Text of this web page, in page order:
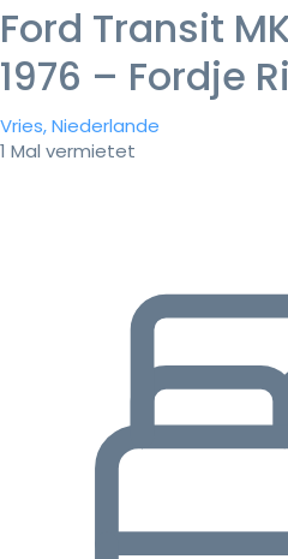
Ford Transit
1976 – Fordje
Vries, Niederlande
1 Mal vermietet